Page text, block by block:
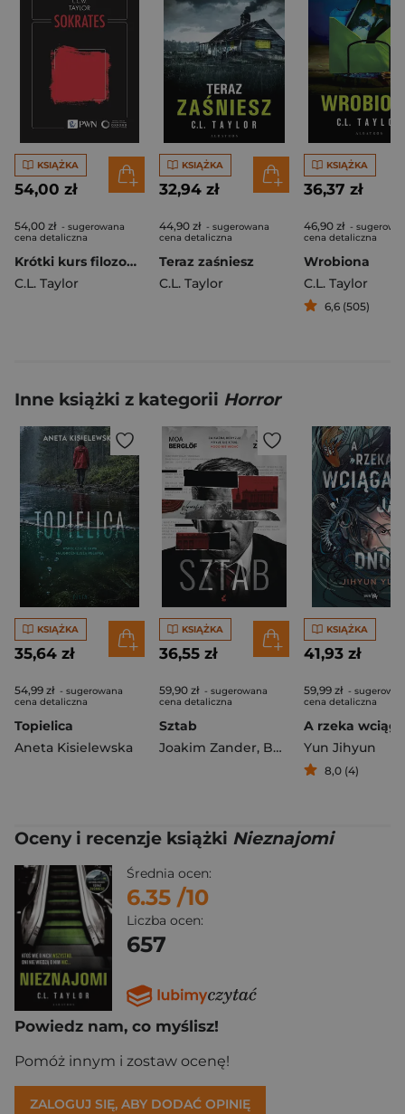
KSIĄŻKA
54,00 zł
54,00 zł - sugerowana
cena detaliczna
Krótki kurs filozofii. Sokrates
C.L. Taylor
KSIĄŻKA
32,94 zł
44,90 zł - sugerowana
cena detaliczna
Teraz zaśniesz
C.L. Taylor
KSIĄŻKA
36,37 zł
46,90 zł -
cena detaliczna
Wrobiona
C.L. Taylor
6,6 (505)
Inne książki z kategorii Horror
KSIĄŻKA
35,64 zł
54,99 zł - sugerowana
cena detaliczna
Topielica
Aneta Kisielewska
KSIĄŻKA
36,55 zł
59,90 zł - sugerowana
cena detaliczna
Sztab
Joakim Zander, Berglof Moa
KSIĄŻKA
41,93 zł
59,99 zł -
cena detaliczna
Yun Jihyun
8,0 (4)
Oceny i recenzje książki Nieznajomi
Średnia ocen:
6.35 /10
Liczba ocen:
657
Powiedz nam, co myślisz!
Pomóż innym i zostaw ocenę!
ZALOGUJ SIĘ, ABY DODAĆ OPINIĘ